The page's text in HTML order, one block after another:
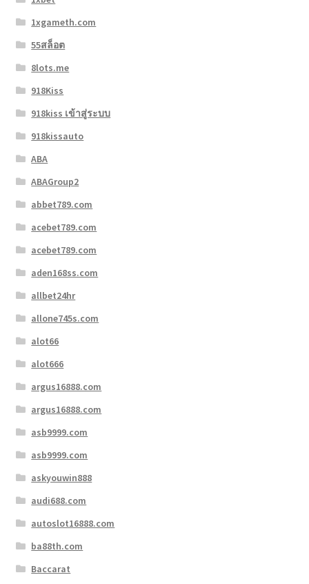
1xgameth.com
55สล็อต
8lots.me
918Kiss
918kiss เข้าสู่ระบบ
918kissauto
ABA
ABAGroup2
abbet789.com
acebet789.com
acebet789.com
aden168ss.com
allbet24hr
allone745s.com
alot66
alot666
argus16888.com
argus16888.com
asb9999.com
asb9999.com
askyouwin888
audi688.com
autoslot16888.com
ba88th.com
Baccarat